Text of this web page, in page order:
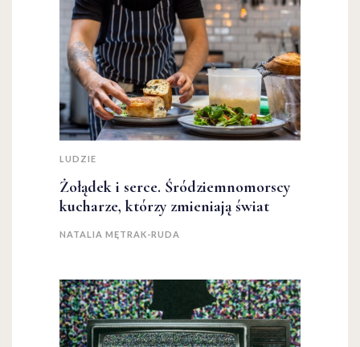
LUDZIE
Żołądek i serce. Śródziemnomorscy
kucharze, którzy zmieniają świat
NATALIA MĘTRAK-RUDA